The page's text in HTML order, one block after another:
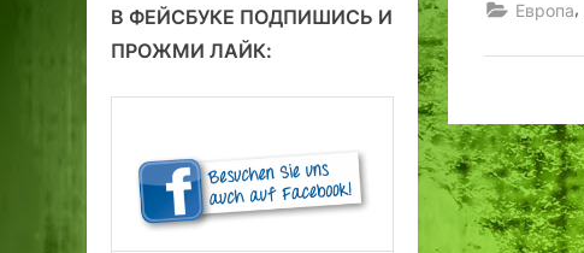
Европа,
В ФЕЙСБУКЕ ПОДПИШИСЬ И
ПРОЖМИ ЛАЙК: